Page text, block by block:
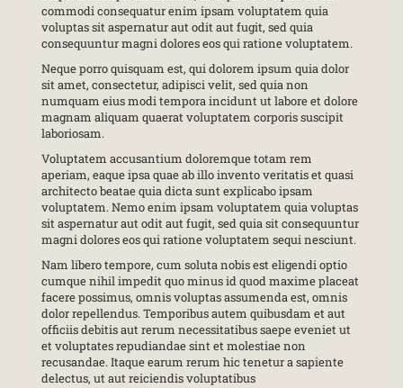
commodi consequatur enim ipsam voluptatem quia
voluptas sit aspernatur aut odit aut fugit, sed quia
consequuntur magni dolores eos qui ratione voluptatem.
Neque porro quisquam est, qui dolorem ipsum quia dolor
sit amet, consectetur, adipisci velit, sed quia non
numquam eius modi tempora incidunt ut labore et dolore
magnam aliquam quaerat voluptatem corporis suscipit
laboriosam.
Voluptatem accusantium doloremque totam rem
aperiam, eaque ipsa quae ab illo invento veritatis et quasi
architecto beatae quia dicta sunt explicabo ipsam
voluptatem. Nemo enim ipsam voluptatem quia voluptas
sit aspernatur aut odit aut fugit, sed quia sit consequuntur
magni dolores eos qui ratione voluptatem sequi nesciunt.
Nam libero tempore, cum soluta nobis est eligendi optio
cumque nihil impedit quo minus id quod maxime placeat
facere possimus, omnis voluptas assumenda est, omnis
dolor repellendus. Temporibus autem quibusdam et aut
officiis debitis aut rerum necessitatibus saepe eveniet ut
et voluptates repudiandae sint et molestiae non
recusandae. Itaque earum rerum hic tenetur a sapiente
delectus, ut aut reiciendis voluptatibus